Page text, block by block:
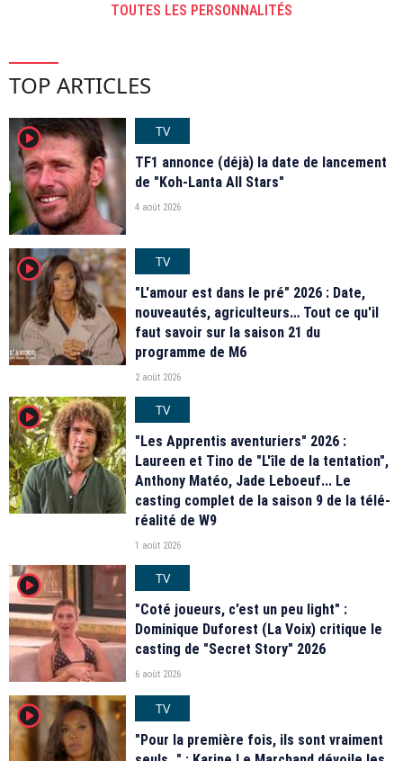
TOUTES LES PERSONNALITÉS
TOP ARTICLES
player2
TV
TF1 annonce (déjà) la date de lancement
de "Koh-Lanta All Stars"
4 août 2026
player2
TV
"L'amour est dans le pré" 2026 : Date,
nouveautés, agriculteurs… Tout ce qu'il
faut savoir sur la saison 21 du
programme de M6
2 août 2026
player2
TV
"Les Apprentis aventuriers" 2026 :
Laureen et Tino de "L'île de la tentation",
Anthony Matéo, Jade Leboeuf... Le
casting complet de la saison 9 de la télé-
réalité de W9
1 août 2026
player2
TV
"Coté joueurs, c’est un peu light" :
Dominique Duforest (La Voix) critique le
casting de "Secret Story" 2026
6 août 2026
player2
TV
"Pour la première fois, ils sont vraiment